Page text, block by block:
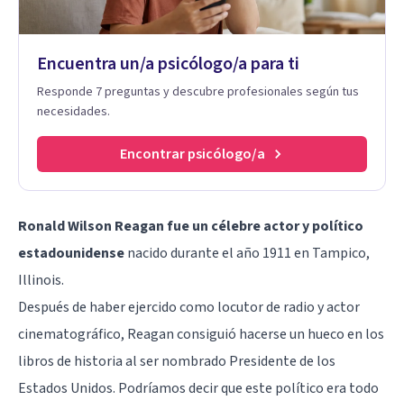
Encuentra un/a psicólogo/a para ti
Responde 7 preguntas y descubre profesionales según tus
necesidades.
Encontrar psicólogo/a
Ronald Wilson Reagan fue un célebre actor y político
estadounidensenacido durante el año 1911 en Tampico,
Illinois.
Después de haber ejercido como locutor de radio y actor
cinematográfico, Reagan consiguió hacerse un hueco en los
libros de historia al ser nombrado Presidente de los
Estados Unidos. Podríamos decir que este político era todo